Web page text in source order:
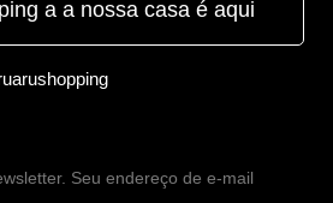
a a nossa casa é aqui
Seu endereço de e-mail